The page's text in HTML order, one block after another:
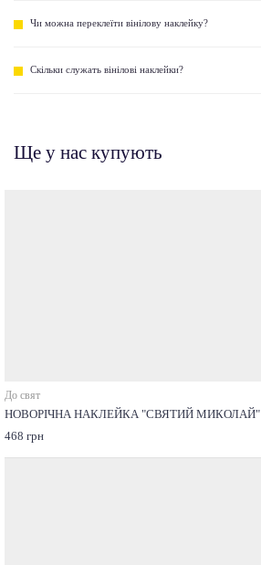
Чи можна переклеїти вінілову наклейку?
Скільки служать вінілові наклейки?
Ще у нас купують
До свят
НОВОРІЧНА НАКЛЕЙКА "СВЯТИЙ МИКОЛАЙ"
468 грн